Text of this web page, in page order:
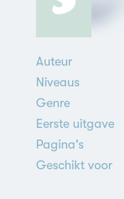
Auteur
Niveaus
Genre
Eerste uitgave
Pagina's
Geschikt voor